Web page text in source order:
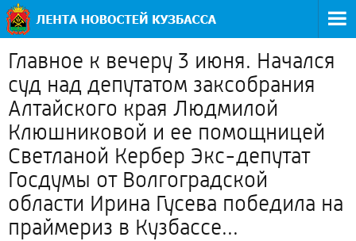
Главное к вечеру 3 июня. Начался
суд над депутатом заксобрания
Алтайского края Людмилой
Клюшниковой и ее помощницей
Светланой Кербер Экс-депутат
Госдумы от Волгоградской
области Ирина Гусева победила на
праймериз в Кузбассе...